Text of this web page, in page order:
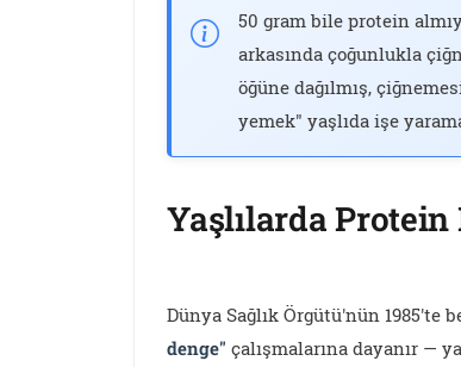
50 gram bile protein
arkasında çoğunlukla
öğüne dağılmış,
yemek" yaşlıda işe
Yaşlılarda
Dünya Sağlık Örgütü'nün 1985'te
denge" çalışmalarına dayanır —